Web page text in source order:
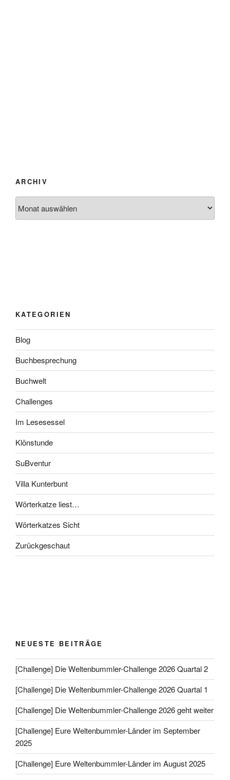
ARCHIV
KATEGORIEN
Blog
Buchbesprechung
Buchwelt
Challenges
Im Lesesessel
Klönstunde
SuBventur
Villa Kunterbunt
Wörterkatze liest…
Wörterkatzes Sicht
Zurückgeschaut
NEUESTE BEITRÄGE
[Challenge] Die Weltenbummler-Challenge 2026 Quartal 2
[Challenge] Die Weltenbummler-Challenge 2026 Quartal 1
[Challenge] Die Weltenbummler-Challenge 2026 geht weiter
[Challenge] Eure Weltenbummler-Länder im September
2025
[Challenge] Eure Weltenbummler-Länder im August 2025